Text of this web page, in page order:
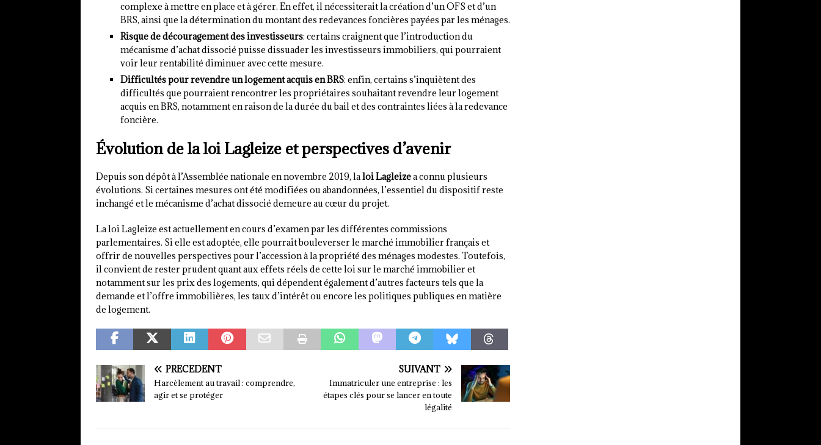
complexe à mettre en place et à gérer. En effet, il nécessiterait la création d’un OFS et d’un
BRS, ainsi que la détermination du montant des redevances foncières payées par les ménages.
Risque de découragement des investisseurs: certains craignent que l’introduction du
mécanisme d’achat dissocié puisse dissuader les investisseurs immobiliers, qui pourraient
voir leur rentabilité diminuer avec cette mesure.
Difficultés pour revendre un logement acquis en BRS: enfin, certains s’inquiètent des
difficultés que pourraient rencontrer les propriétaires souhaitant revendre leur logement
acquis en BRS, notamment en raison de la durée du bail et des contraintes liées à la redevance
foncière.
Évolution de la loi Lagleize et perspectives d’avenir
Depuis son dépôt à l’Assemblée nationale en novembre 2019, laloi Lagleizea connu plusieurs
évolutions. Si certaines mesures ont été modifiées ou abandonnées, l’essentiel du dispositif reste
inchangé et le mécanisme d’achat dissocié demeure au cœur du projet.
La loi Lagleize est actuellement en cours d’examen par les différentes commissions
parlementaires. Si elle est adoptée, elle pourrait bouleverser le marché immobilier français et
offrir de nouvelles perspectives pour l’accession à la propriété des ménages modestes. Toutefois,
il convient de rester prudent quant aux effets réels de cette loi sur le marché immobilier et
notamment sur les prix des logements, qui dépendent également d’autres facteurs tels que la
demande et l’offre immobilières, les taux d’intérêt ou encore les politiques publiques en matière
de logement.
PRÉCÉDENT
Harcèlement au travail : comprendre,
agir et se protéger
SUIVANT
Immatriculer une entreprise : les
étapes clés pour se lancer en toute
légalité